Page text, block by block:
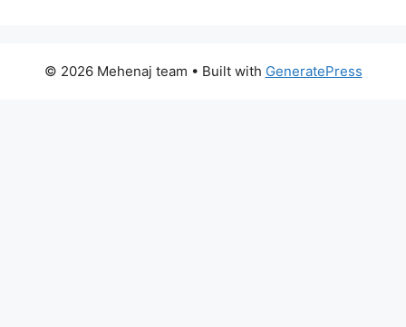
© 2026 Mehenaj team • Built with GeneratePress